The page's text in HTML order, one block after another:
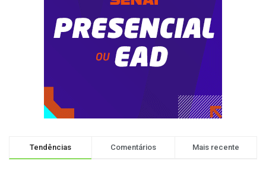
Tendências Comentários Mais recente